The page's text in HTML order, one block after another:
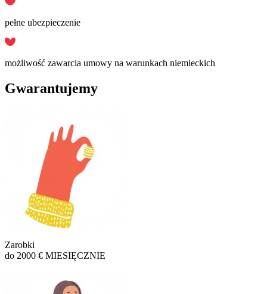
pełne ubezpieczenie
możliwość zawarcia umowy na warunkach niemieckich
Gwarantujemy
Zarobki
do 2000 € MIESIĘCZNIE